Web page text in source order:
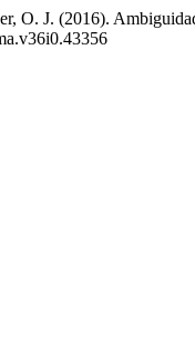
O. J. (2016).